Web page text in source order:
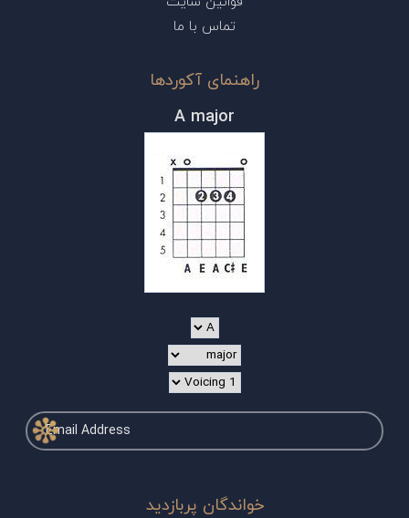
تماس با ما
راهنمای آکوردها
A major
خواندگان پربازدید